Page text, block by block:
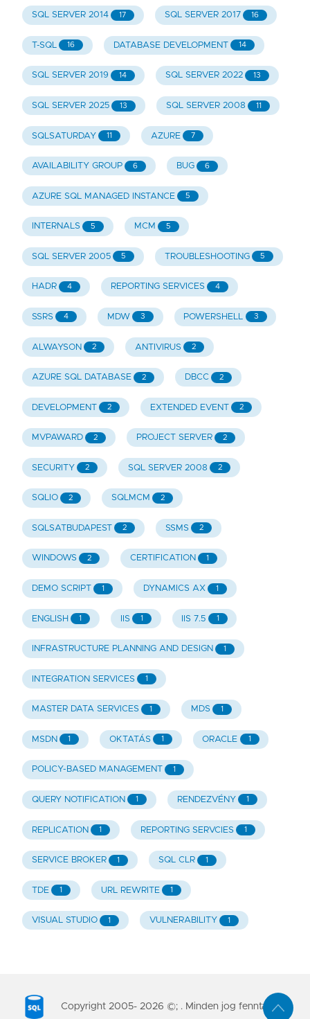
SQL SERVER 2014 17 SQL SERVER 2017 16
T-SQL 16 DATABASE DEVELOPMENT 14
SQL SERVER 2019 14 SQL SERVER 2022 13
SQL SERVER 2025 13 SQL SERVER 2008 11
SQLSATURDAY 11 AZURE 7
AVAILABILITY GROUP 6 BUG 6
AZURE SQL MANAGED INSTANCE 5
INTERNALS 5 MCM 5
SQL SERVER 2005 5 TROUBLESHOOTING 5
HADR 4 REPORTING SERVICES 4
SSRS 4 MDW 3 POWERSHELL 3
ALWAYSON 2 ANTIVIRUS 2
AZURE SQL DATABASE 2 DBCC 2
DEVELOPMENT 2 EXTENDED EVENT 2
MVPAWARD 2 PROJECT SERVER 2
SECURITY 2 SQL SERVER 2008 2
SQLIO 2 SQLMCM 2
SQLSATBUDAPEST 2 SSMS 2
WINDOWS 2 CERTIFICATION 1
DEMO SCRIPT 1 DYNAMICS AX 1
ENGLISH 1 IIS 1 IIS 7.5 1
INFRASTRUCTURE PLANNING AND DESIGN 1
INTEGRATION SERVICES 1
MASTER DATA SERVICES 1 MDS 1
MSDN 1 OKTATÁS 1 ORACLE 1
POLICY-BASED MANAGEMENT 1
QUERY NOTIFICATION 1 RENDEZVÉNY 1
REPLICATION 1 REPORTING SERVCIES 1
SERVICE BROKER 1 SQL CLR 1
TDE 1 URL REWRITE 1
VISUAL STUDIO 1 VULNERABILITY 1
Copyright 2005- 2026 ©; . Minden jog fenntartva.